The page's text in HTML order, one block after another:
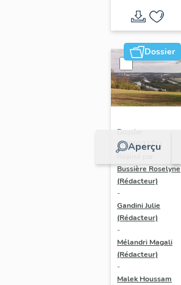
Dossier
Aperçu
Dossier
IA78002272 |
Bussière Roselyne
(Rédacteur)
-
Gandini Julie
(Rédacteur)
-
Mélandri Magali
(Rédacteur)
-
Malek Houssam